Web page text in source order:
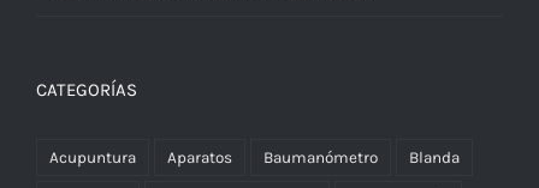
CATEGORÍAS
Acupuntura Aparatos Baumanómetro Blanda